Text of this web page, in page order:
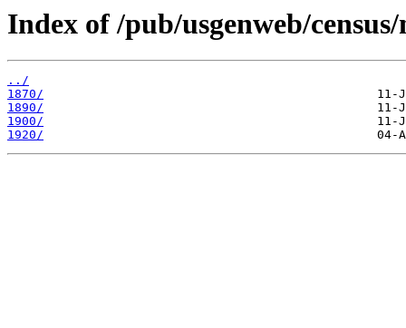
Index of /pub/usgenweb/
../
1870/
1890/
1900/
1920/